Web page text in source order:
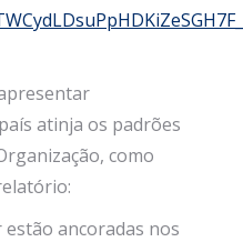
atinja os padrões
como
estão ancoradas nos